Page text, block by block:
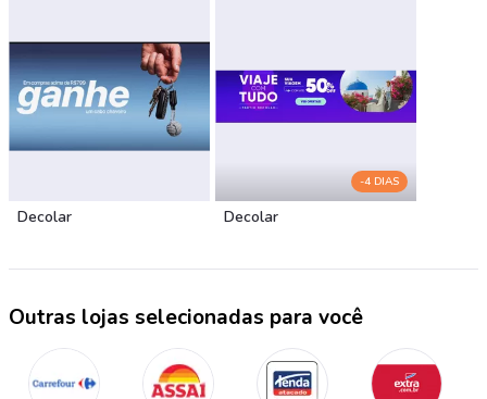
Decolar
-4 DIAS
Decolar
Outras lojas selecionadas para você